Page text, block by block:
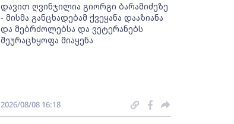
დავით ღვინჯილია გიორგი ბარამიძეზე
- მისმა განცხადებამ ქვეყანა დააზიანა
და მებრძოლებსა და ვეტერანებს
შეურაცხყოფა მიაყენა
2026/08/08 16:18